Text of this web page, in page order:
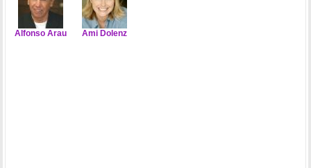
Alfonso Arau Ami Dolenz